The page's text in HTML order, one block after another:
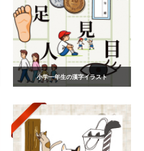
小学一年生の漢字イラスト